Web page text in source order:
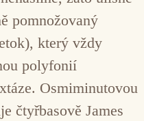
pomnožovaný
který vždy
polyfonií
Osmiminutovou
čtyřbasově James